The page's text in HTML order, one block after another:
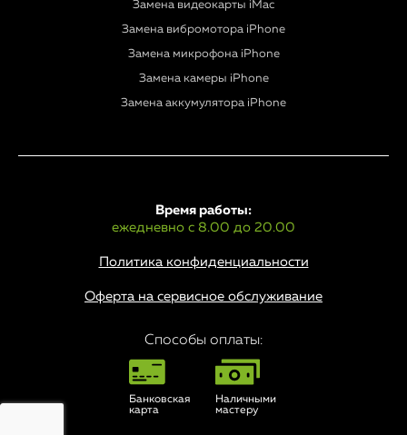
Замена видеокарты iMac
Замена вибромотора iPhone
Замена микрофона iPhone
Замена камеры iPhone
Замена аккумулятора iPhone
Политика конфиденциальности
Время работы:
ежедневно с 8.00 до 20.00
Оферта на сервисное обслуживание
Способы оплаты:
Банковская
карта
Наличными
мастеру